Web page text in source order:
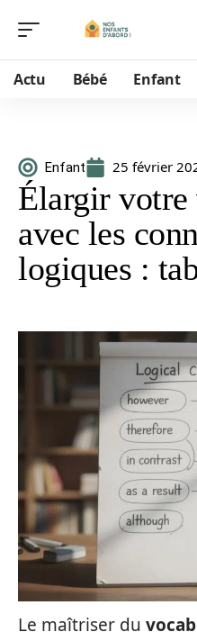
Actu Bébé Enfant
Enfant 25 février
Élargir votre
avec les
logiques :
Le maîtriser du